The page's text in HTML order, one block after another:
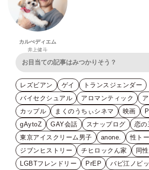
カルぺディエム
井上健斗
レズビアン ゲイ
トランスジェンダー
バイセクシュアル
アロマンティック
カップル
まくのうちぃシネマ 映画
gAytoZ
GAY会話 スナップログ
恋の
東京アイスクリーム男子
anone.
性ト
ジブンヒストリー
チヒロックん家 同
LGBTフレンドリー
PrEP
バビ江ノビ